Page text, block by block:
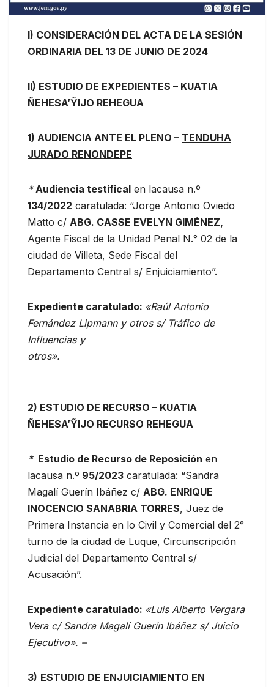
I) CONSIDERACIÓN DEL ACTA DE LA SESIÓN
ORDINARIA DEL 13 DE JUNIO DE 2024
II) ESTUDIO DE EXPEDIENTES – KUATIA
ÑEHESA’ỸIJO REHEGUA
1) AUDIENCIA ANTE EL PLENO – TENDUHA
JURADO RENONDEPE
* Audiencia testifical en lacausa n.º
134/2022 caratulada: “Jorge Antonio Oviedo
Matto c/ ABG. CASSE EVELYN GIMÉNEZ,
Agente Fiscal de la Unidad Penal N.° 02 de la
ciudad de Villeta, Sede Fiscal del
Departamento Central s/ Enjuiciamiento”.
Expediente caratulado: «Raúl Antonio
Fernández Lipmann y otros s/ Tráfico de
Influencias y
otros».
2) ESTUDIO DE RECURSO – KUATIA
ÑEHESA’ỸIJO RECURSO REHEGUA
*Estudio de Recurso de Reposición en
lacausa n.º 95/2023 caratulada: “Sandra
Magalí Guerín Ibáñez c/ ABG. ENRIQUE
INOCENCIO SANABRIA TORRES, Juez de
Primera Instancia en lo Civil y Comercial del 2°
turno de la ciudad de Luque, Circunscripción
Judicial del Departamento Central s/
Acusación”.
Expediente caratulado: «Luis Alberto Vergara
Vera c/ Sandra Magalí Guerín Ibáñez s/ Juicio
Ejecutivo». –
3) ESTUDIO DE ENJUICIAMIENTO EN